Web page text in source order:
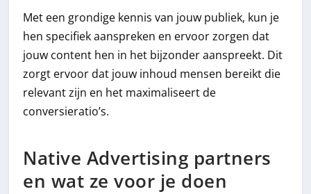
Met een grondige kennis van jouw publiek, kun je
hen specifiek aanspreken en ervoor zorgen dat
jouw content hen in het bijzonder aanspreekt. Dit
zorgt ervoor dat jouw inhoud mensen bereikt die
relevant zijn en het maximaliseert de
conversieratio’s.
Native Advertising partners
en wat ze voor je doen